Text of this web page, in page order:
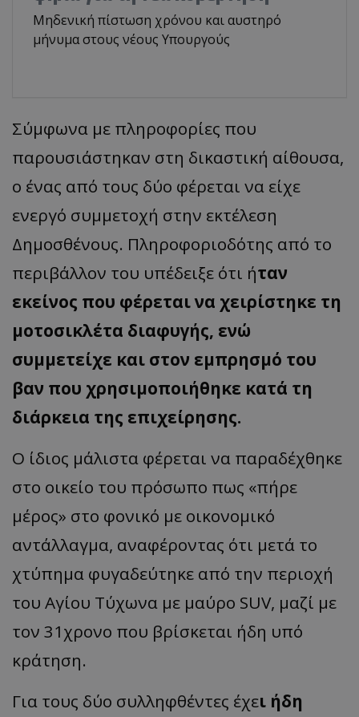
Μηδενική πίστωση χρόνου και αυστηρό
μήνυμα στους νέους Υπουργούς
Σύμφωνα με πληροφορίες που
παρουσιάστηκαν στη δικαστική αίθουσα,
ο ένας από τους δύο φέρεται να είχε
ενεργό συμμετοχή στην εκτέλεση
Δημοσθένους. Πληροφοριοδότης από το
περιβάλλον του υπέδειξε ότι ήταν
εκείνος που φέρεται να χειρίστηκε τη
μοτοσικλέτα διαφυγής, ενώ
συμμετείχε και στον εμπρησμό του
βαν που χρησιμοποιήθηκε κατά τη
διάρκεια της επιχείρησης.
Ο ίδιος μάλιστα φέρεται να παραδέχθηκε
στο οικείο του πρόσωπο πως «πήρε
μέρος» στο φονικό με οικονομικό
αντάλλαγμα, αναφέροντας ότι μετά το
χτύπημα φυγαδεύτηκε από την περιοχή
του Αγίου Τύχωνα με μαύρο SUV, μαζί με
τον 31χρονο που βρίσκεται ήδη υπό
κράτηση.
Για τους δύο συλληφθέντες έχει ήδη